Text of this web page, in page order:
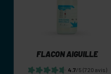
FLACON AIGUILLE
4.7/5 (720 avis)